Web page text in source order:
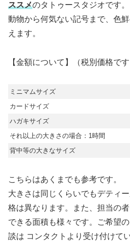
ススメのタトゥースタジオです。
動物から何気ない記号まで、色
えます。
【金額について】（税別価格です
ミニマムサイズ
カードサイズ
ハガキサイズ
それ以上の大きさの場合：1時間
背中等の大きなサイズ
こちらはあくまでも参考です。
大きさは同じくらいでもデティ
格は異なります。また、担当の
できる面積も様々です。ご希望
談は コンタクトより受け付けて